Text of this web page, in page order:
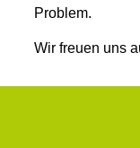
Problem.
Wir freuen uns